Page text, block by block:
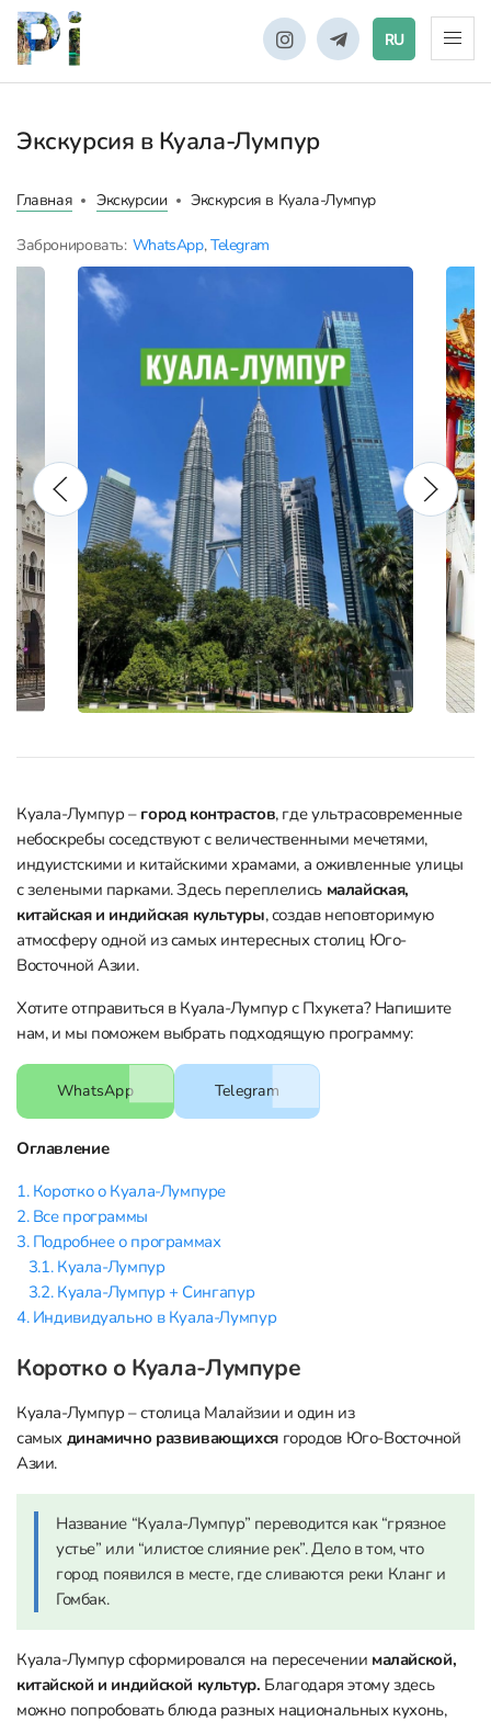
RU
Экскурсия в Куала-Лумпур
Главная Экскурсии Экскурсия в Куала-Лумпур
Забронировать: WhatsApp,Telegram
Куала-Лумпур – город контрастов, где ультрасовременные
небоскребы соседствуют с величественными мечетями,
индуистскими и китайскими храмами, а оживленные улицы
с зелеными парками. Здесь переплелись малайская,
китайская и индийская культуры, создав неповторимую
атмосферу одной из самых интересных столиц Юго-
Восточной Азии.
Хотите отправиться в Куала-Лумпур с Пхукета? Напишите
нам, и мы поможем выбрать подходящую программу:
WhatsApp Telegram
Оглавление
1. Коротко о Куала-Лумпуре
2. Все программы
3. Подробнее о программах
3.1. Куала-Лумпур
3.2. Куала-Лумпур + Сингапур
4. Индивидуально в Куала-Лумпур
Коротко о Куала-Лумпуре
Куала-Лумпур – столица Малайзии и один из
самых динамично развивающихся городов Юго-Восточной
Азии.
Название “Куала-Лумпур” переводится как “грязное
устье” или “илистое слияние рек”. Дело в том, что
город появился в месте, где сливаются реки Кланг и
Гомбак.
Куала-Лумпур сформировался на пересечении малайской,
китайской и индийской культур. Благодаря этому здесь
можно попробовать блюда разных национальных кухонь,